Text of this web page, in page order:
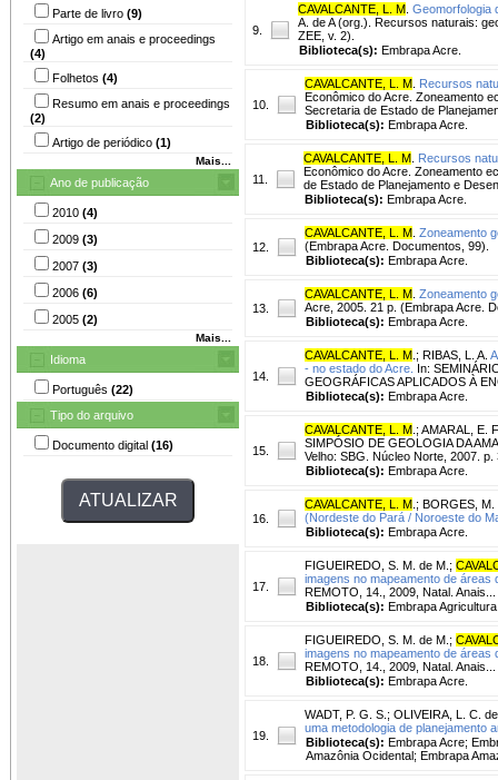
Parte de livro (9)
Artigo em anais e proceedings
(4)
Folhetos (4)
Resumo em anais e proceedings
(2)
Artigo de periódico (1)
Mais...
Ano de publicação
2010 (4)
2009 (3)
2007 (3)
2006 (6)
2005 (2)
Mais...
Idioma
Português (22)
Tipo do arquivo
Documento digital (16)
9.
CAVALCANTE, L. M Geomorfologia
A. de A (org.). Recursos naturais:
ZEE, v. 2).
Biblioteca(s): Embrapa Acre.
10.
CAVALCANTE, L. M Recursos
Econômico do Acre. Zoneamento
Secretaria de Estado de
Biblioteca(s): Embrapa Acre.
11.
CAVALCANTE, L. M Recursos
Econômico do Acre. Zoneamento
de Estado de Planejamento e
Biblioteca(s): Embrapa Acre.
12.
CAVALCANTE, L. M Zoneamento
(Embrapa Acre. Documentos, 99).
Biblioteca(s): Embrapa Acre.
13.
CAVALCANTE, L. M Zoneamento
Acre, 2005. 21 p. (Embrapa Acre.
Biblioteca(s): Embrapa Acre.
14.
CAVALCANTE, L. M ; RIBAS, L. A.
- no estado do Acre. In:
GEOGRÁFICAS APLICADOS À
Biblioteca(s): Embrapa Acre.
15.
CAVALCANTE, L. M ; AMARAL, E.
SIMPÓSIO DE GEOLOGIA DA
Velho: SBG. Núcleo Norte, 2007. p.
Biblioteca(s): Embrapa Acre.
16.
CAVALCANTE, L. M ; BORGES, M.
(Nordeste do Pará / Noroeste do
Biblioteca(s): Embrapa Acre.
17.
FIGUEIREDO, S. M. de M. ;
imagens no mapeamento de áreas
REMOTO, 14., 2009, Natal.
Biblioteca(s): Embrapa
18.
FIGUEIREDO, S. M. de M. ;
imagens no mapeamento de áreas
REMOTO, 14., 2009, Natal.
Biblioteca(s): Embrapa Acre.
19.
WADT, P. G. S. ; OLIVEIRA, L. C. de
uma metodologia de planejamento
Biblioteca(s): Embrapa Acre;
Amazônia Ocidental; Embrapa